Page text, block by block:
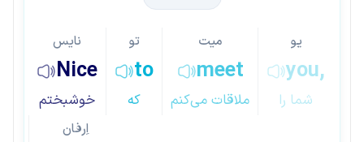
نایس
Nice
خوشبختم
تو
to
که
میت
meet
ملاقات می‌کنم
یو
you,
شما را
اِرفان